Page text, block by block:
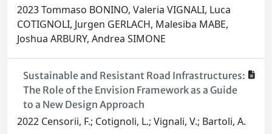
2023 Tommaso BONINO, Valeria VIGNALI, Luca
COTIGNOLI, Jurgen GERLACH, Malesiba MABE,
Joshua ARBURY, Andrea SIMONE
Sustainable and Resistant Road Infrastructures:
The Role of the Envision Framework as a Guide
to a New Design Approach
2022 Censorii, F.; Cotignoli, L.; Vignali, V.; Bartoli, A.